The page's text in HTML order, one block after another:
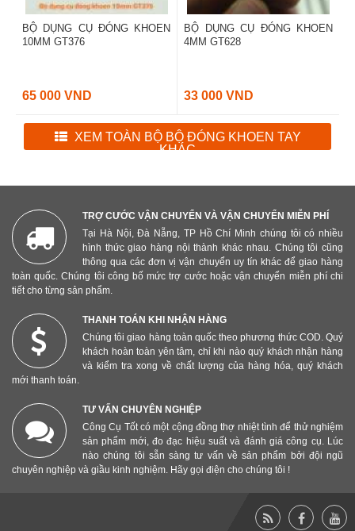
BỘ DỤNG CỤ ĐÓNG KHOEN
10MM GT376
65 000 VND
BỘ DỤNG CỤ ĐÓNG KHOEN
4MM GT628
33 000 VND
XEM TOÀN BỘ BỘ ĐÓNG KHOEN TAY
KHÁC
TRỢ CƯỚC VẬN CHUYỂN VÀ VẬN CHUYỂN MIỄN PHÍ
Tại Hà Nội, Đà Nẵng, TP Hồ Chí Minh chúng tôi có nhiều
hình thức giao hàng nội thành khác nhau. Chúng tôi cũng
thông qua các đơn vị vận chuyển uy tín khác để giao hàng
toàn quốc. Chúng tôi công bố mức trợ cước hoặc vận chuyển miễn phí chi
tiết cho từng sản phẩm.
THANH TOÁN KHI NHẬN HÀNG
Chúng tôi giao hàng toàn quốc theo phương thức COD. Quý
khách hoàn toàn yên tâm, chỉ khi nào quý khách nhận hàng
và kiểm tra xong về chất lượng của hàng hóa, quý khách
mới thanh toán.
TƯ VẤN CHUYÊN NGHIỆP
Công Cụ Tốt có một cộng đồng thợ nhiệt tình để thử nghiệm
sản phẩm mới, đo đạc hiệu suất và đánh giá công cụ. Lúc
nào chúng tôi sẵn sàng tư vấn về sản phẩm bởi đội ngũ
chuyên nghiệp và giầu kinh nghiệm. Hãy gọi điện cho chúng tôi !